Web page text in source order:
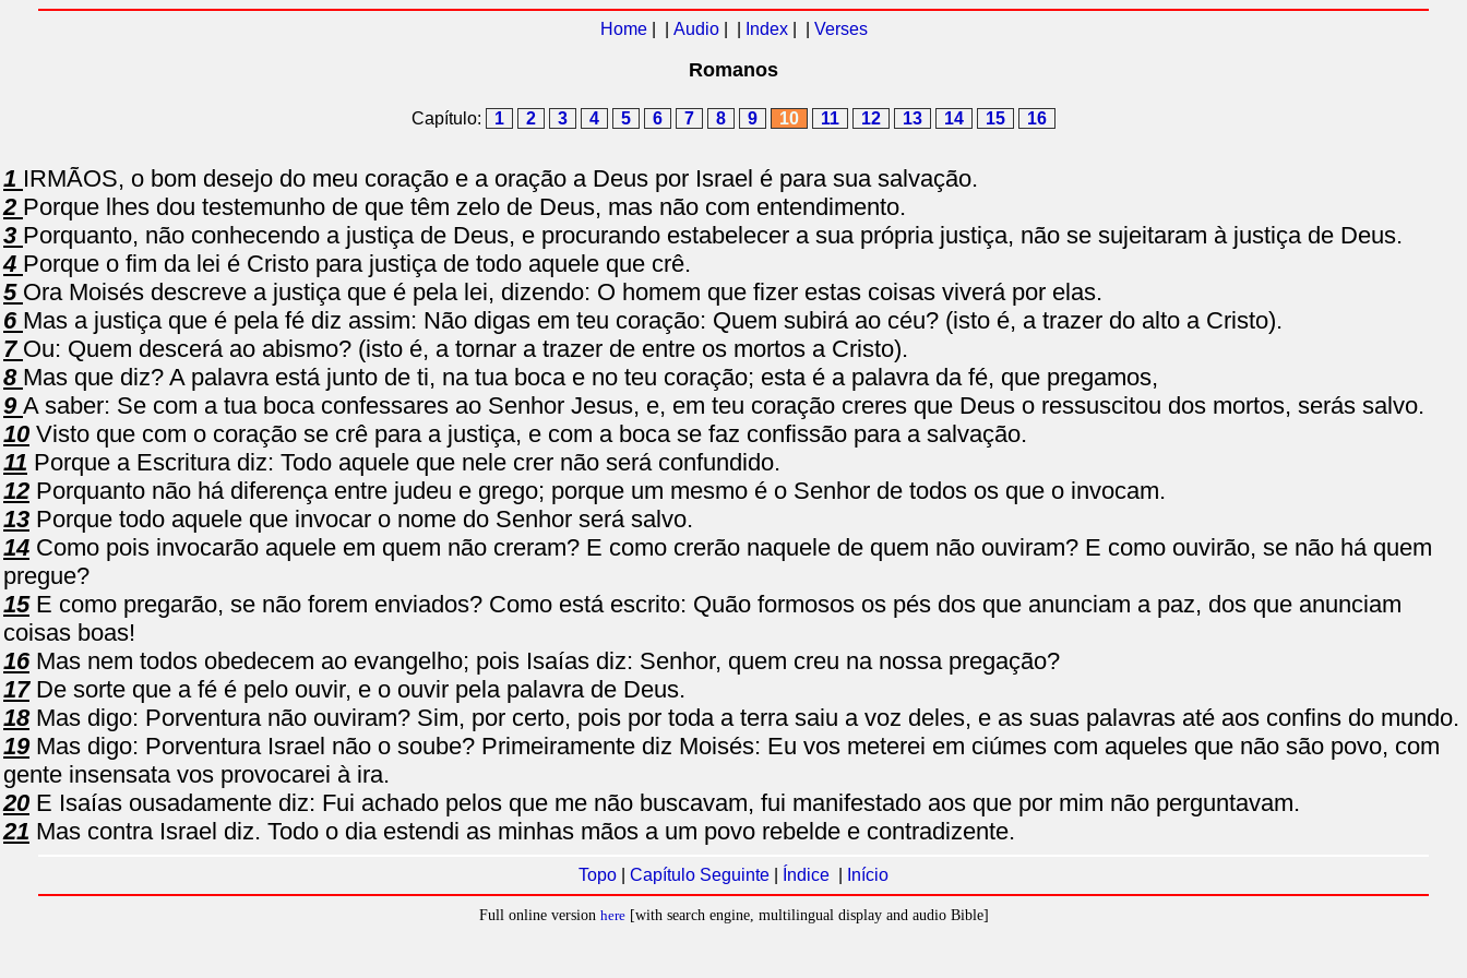
Home| | Audio| | Index| | Verses
Romanos
Capítulo: 1 2 3 4 5 6 7 8 9 10 11 12 13 14 15 16
1 IRMÃOS, o bom desejo do meu coração e a oração a Deus por Israel é para sua salvação.
2 Porque lhes dou testemunho de que têm zelo de Deus, mas não com entendimento.
3 Porquanto, não conhecendo a justiça de Deus, e procurando estabelecer a sua própria justiça, não se sujeitaram à justiça de Deus.
4 Porque o fim da lei é Cristo para justiça de todo aquele que crê.
5 Ora Moisés descreve a justiça que é pela lei, dizendo: O homem que fizer estas coisas viverá por elas.
6 Mas a justiça que é pela fé diz assim: Não digas em teu coração: Quem subirá ao céu? (isto é, a trazer do alto a Cristo).
7 Ou: Quem descerá ao abismo? (isto é, a tornar a trazer de entre os mortos a Cristo).
8 Mas que diz? A palavra está junto de ti, na tua boca e no teu coração; esta é a palavra da fé, que pregamos,
9 A saber: Se com a tua boca confessares ao Senhor Jesus, e, em teu coração creres que Deus o ressuscitou dos mortos, serás salvo.
10 Visto que com o coração se crê para a justiça, e com a boca se faz confissão para a salvação.
11 Porque a Escritura diz: Todo aquele que nele crer não será confundido.
12 Porquanto não há diferença entre judeu e grego; porque um mesmo é o Senhor de todos os que o invocam.
13 Porque todo aquele que invocar o nome do Senhor será salvo.
14 Como pois invocarão aquele em quem não creram? E como crerão naquele de quem não ouviram? E como ouvirão, se não há quem
pregue?
15E como pregarão, se não forem enviados? Como está escrito: Quão formosos os pés dos que anunciam a paz, dos que anunciam
coisas boas!
16Mas nem todos obedecem ao evangelho; pois Isaías diz: Senhor, quem creu na nossa pregação?
17De sorte que a fé é pelo ouvir, e o ouvir pela palavra de Deus.
18Mas digo: Porventura não ouviram? Sim, por certo, pois por toda a terra saiu a voz deles, e as suas palavras até aos confins do mundo.
19Mas digo: Porventura Israel não o soube? Primeiramente diz Moisés: Eu vos meterei em ciúmes com aqueles que não são povo, com
gente insensata vos provocarei à ira.
20 E Isaías ousadamente diz: Fui achado pelos que me não buscavam, fui manifestado aos que por mim não perguntavam.
21 Mas contra Israel diz. Todo o dia estendi as minhas mãos a um povo rebelde e contradizente.
Topo Capítulo Seguinte Índice Início
Full online version here[with search engine, multilingual display and audio Bible]